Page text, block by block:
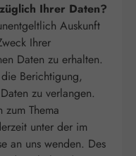
Ihrer Daten?
Auskunft
Ihrer
Daten zu erhalten.
Berichtigung,
zu verlangen.
Thema
unter der im
an uns wenden. Des